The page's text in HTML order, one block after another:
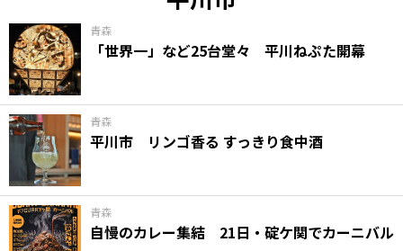
青森
「世界一」など25台堂々 平川ねぷた開幕
青森
平川市 リンゴ香る すっきり食中酒
青森
自慢のカレー集結 21日・碇ケ関でカーニバル